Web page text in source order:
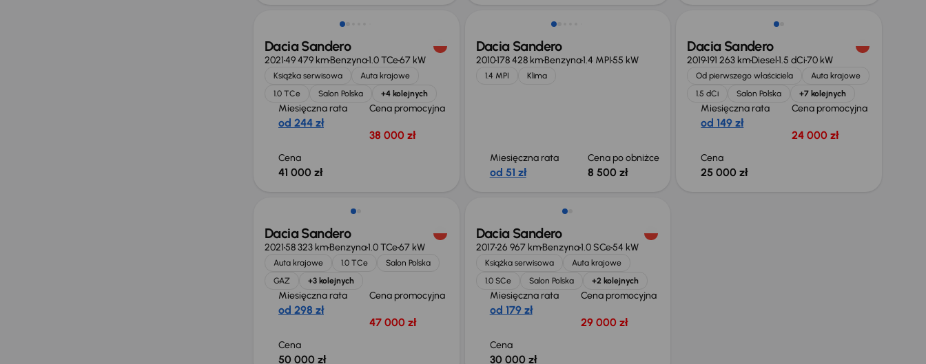
Dacia Sandero
202149 479 kmBenzyna1.0 TCe67 kW
Książka serwisowa
Auta krajowe
1.0 TCe
Salon Polska +4 kolejnych
Miesięczna rata
od 244 zł
Cena promocyjna
38 000 zł
Cena
41 000 zł
Dacia Sandero
2010178 428 kmBenzyna1.4 MPI55 kW
1.4 MPI Klima
Miesięczna rata
od 51 zł
Cena po obniżce
8 500 zł
Dacia Sandero
2019191 263 kmDiesel1.5 dCi70 kW
Od pierwszego właściciela
Auta krajowe
1.5 dCi
Salon Polska +7 kolejnych
Miesięczna rata
od 149 zł
Cena promocyjna
24 000 zł
Cena
25 000 zł
Dacia Sandero
202158 323 kmBenzyna1.0 TCe67 kW
Auta krajowe 1.0 TCe
Salon Polska
GAZ
+3 kolejnych
Miesięczna rata
od 298 zł
Cena promocyjna
47 000 zł
Cena
50 000 zł
Dacia Sandero
201726 967 kmBenzyna1.0 SCe54 kW
Książka serwisowa
Auta krajowe
1.0 SCe
Salon Polska +2 kolejnych
Miesięczna rata
od 179 zł
Cena promocyjna
29 000 zł
Cena
30 000 zł